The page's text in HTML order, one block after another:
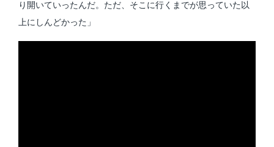
り開いていったんだ。ただ、そこに行くまでが思っていた以
上にしんどかった」